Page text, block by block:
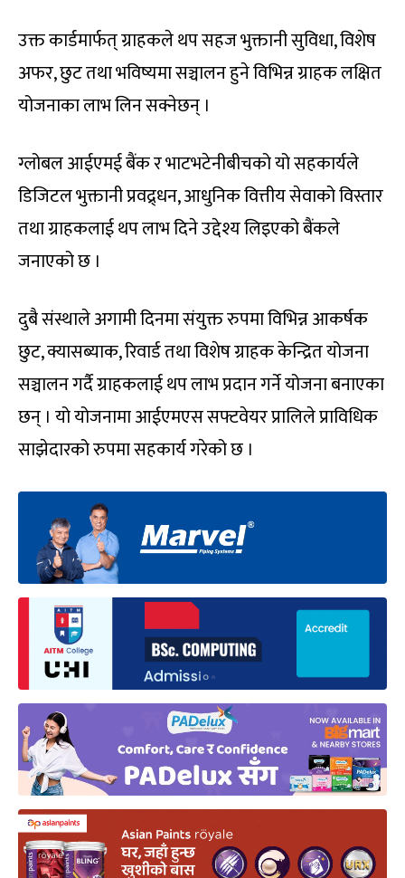
उक्त कार्डमार्फत् ग्राहकले थप सहज भुक्तानी सुविधा, विशेष
अफर, छुट तथा भविष्यमा सञ्चालन हुने विभिन्न ग्राहक लक्षित
योजनाका लाभ लिन सक्नेछन् ।
ग्लोबल आईएमई बैंक र भाटभटेनीबीचको यो सहकार्यले
डिजिटल भुक्तानी प्रवद्र्धन, आधुनिक वित्तीय सेवाको विस्तार
तथा ग्राहकलाई थप लाभ दिने उद्देश्य लिइएको बैंकले
जनाएको छ ।
दुबै संस्थाले अगामी दिनमा संयुक्त रुपमा विभिन्न आकर्षक
छुट, क्यासब्याक, रिवार्ड तथा विशेष ग्राहक केन्द्रित योजना
सञ्चालन गर्दै ग्राहकलाई थप लाभ प्रदान गर्ने योजना बनाएका
छन् । यो योजनामा आईएमएस सफ्टवेयर प्रालिले प्राविधिक
साझेदारको रुपमा सहकार्य गरेको छ ।